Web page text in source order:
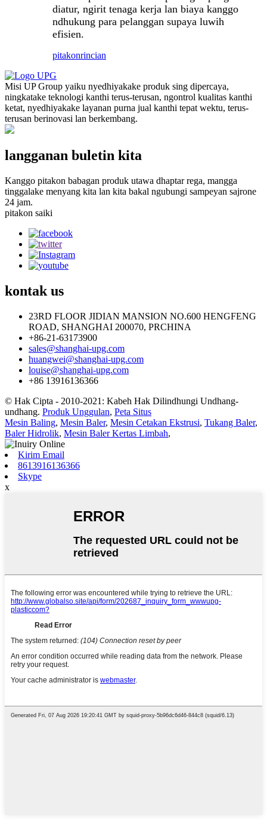
diatur, ngirit tenaga kerja lan biaya kanggo
ndhukung para pelanggan supaya luwih
efisien.
pitakonrincian
Misi UP Group yaiku nyedhiyakake produk sing dipercaya,
ningkatake teknologi kanthi terus-terusan, ngontrol kualitas kanthi
ketat, nyedhiyakake layanan purna jual kanthi tepat wektu, terus-
terusan berinovasi lan berkembang.
langganan buletin kita
Kanggo pitakon babagan produk utawa dhaptar rega, mangga
tinggalake menyang kita lan kita bakal ngubungi sampeyan sajrone
24 jam.
pitakon saiki
kontakus
23RD FLOOR JIDIAN MANSION NO.600 HENGFENG
ROAD, SHANGHAI 200070, PRCHINA
+86-21-63173900
sales@shanghai-upg.com
huangwei@shanghai-upg.com
louise@shanghai-upg.com
+86 13916136366
© Hak Cipta - 2010-2021: Kabeh Hak Dilindhungi Undhang-
undhang. Produk Unggulan, Peta Situs
Mesin Baling, Mesin Baler, Mesin Cetakan Ekstrusi, Tukang Baler,
Baler Hidrolik, Mesin Baler Kertas Limbah,
Kirim Email
8613916136366
Skype
x